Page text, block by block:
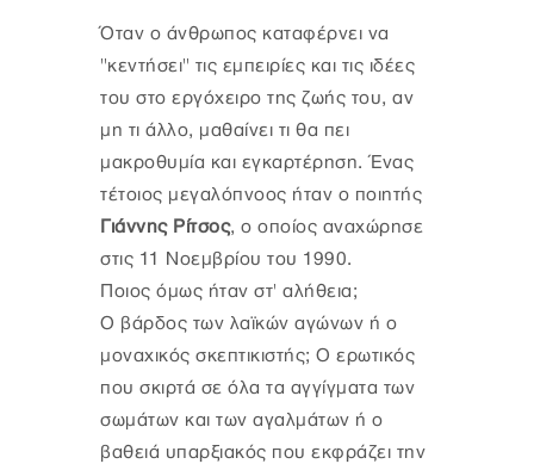
Όταν ο άνθρωπος καταφέρνει να
''κεντήσει'' τις εμπειρίες και τις ιδέες
του στο εργόχειρο της ζωής του, αν
μη τι άλλο, μαθαίνει τι θα πει
μακροθυμία και εγκαρτέρηση. Ένας
τέτοιος μεγαλόπνοος ήταν ο ποιητής
Γιάννης Ρίτσος, ο οποίος αναχώρησε
στις 11 Νοεμβρίου του 1990.
Ποιος όμως ήταν στ' αλήθεια;
Ο βάρδος των λαϊκών αγώνων ή ο
μοναχικός σκεπτικιστής; Ο ερωτικός
που σκιρτά σε όλα τα αγγίγματα των
σωμάτων και των αγαλμάτων ή ο
βαθειά υπαρξιακός που εκφράζει την